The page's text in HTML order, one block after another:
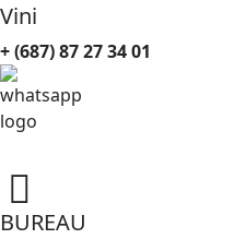
Vini
+ (687) 87 27 34 01
BUREAU